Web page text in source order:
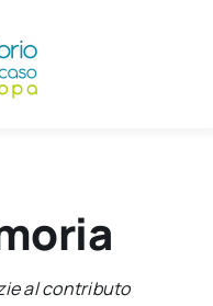
al contributo